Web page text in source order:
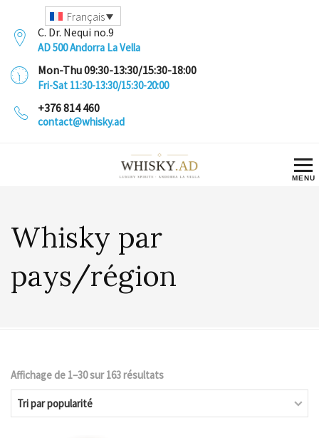
Français
C. Dr. Nequi no.9
AD 500 Andorra La Vella
Mon-Thu 09:30-13:30/15:30-18:00
Fri-Sat 11:30-13:30/15:30-20:00
+376 814 460
contact@whisky.ad
Whisky par
pays/région
Affichage de 1–30 sur 163 résultats
par
popularité